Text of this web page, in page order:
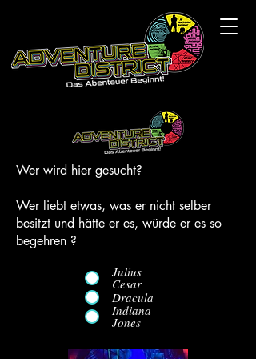
Wer wird hier gesucht?
Wer liebt etwas, was er nicht selber
besitzt und hätte er es, würde er es so
begehren ?
Julius
Cesar
Dracula
Indiana
Jones